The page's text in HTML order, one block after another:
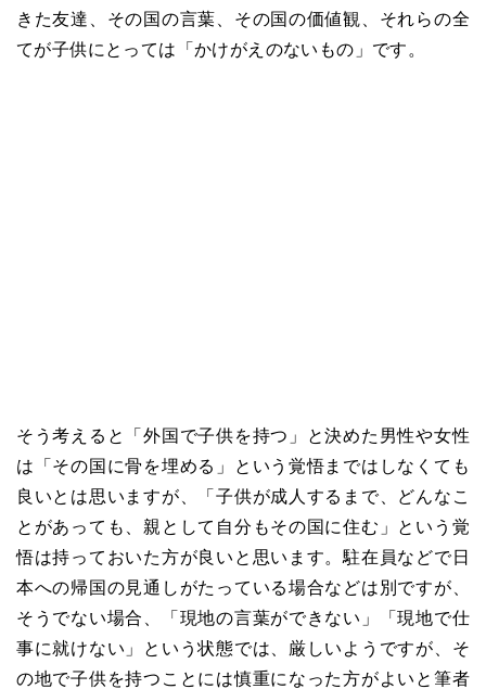
きた友達、その国の言葉、その国の価値観、それらの全
てが子供にとっては「かけがえのないもの」です。
そう考えると「外国で子供を持つ」と決めた男性や女性
は「その国に骨を埋める」という覚悟まではしなくても
良いとは思いますが、「子供が成人するまで、どんなこ
とがあっても、親として自分もその国に住む」という覚
悟は持っておいた方が良いと思います。駐在員などで日
本への帰国の見通しがたっている場合などは別ですが、
そうでない場合、「現地の言葉ができない」「現地で仕
事に就けない」という状態では、厳しいようですが、そ
の地で子供を持つことには慎重になった方がよいと筆者